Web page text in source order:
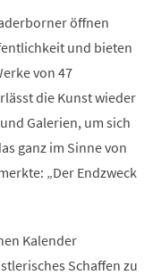
öffnen
und bieten
von 47
die Kunst wieder
Galerien, um sich
ganz im Sinne von
„Der Endzweck
Kalender
Schaffen zu